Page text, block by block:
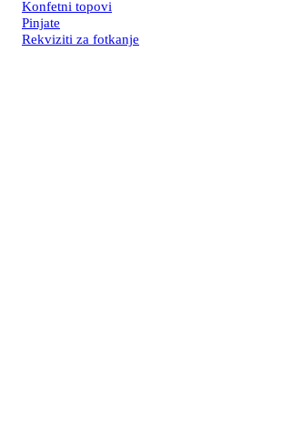
Konfetni topovi
Pinjate
Rekviziti za fotkanje